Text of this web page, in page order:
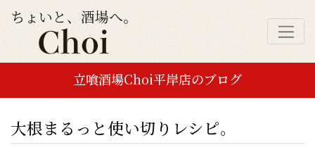
ちょいと、酒場へ。
立喰酒場Choi平岸店のブログ
大根まるっと使い切りレシピ。